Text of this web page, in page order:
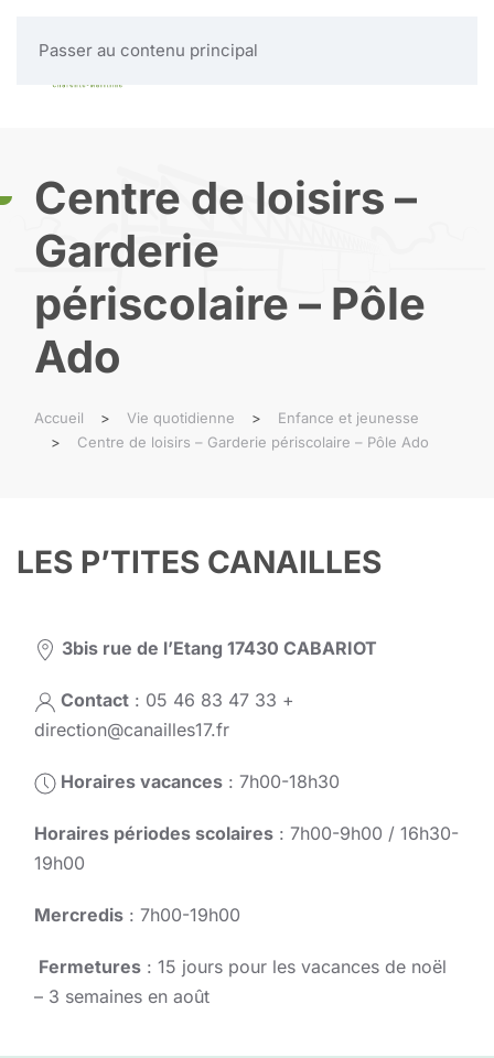
Passer au contenu principal
Centre de loisirs –
Garderie
périscolaire – Pôle
Ado
Accueil Vie quotidienne
Enfance et jeunesse
Centre de loisirs – Garderie périscolaire – Pôle Ado
LES P’TITES CANAILLES
3bis rue de l’Etang 17430 CABARIOT
Contact : 05 46 83 47 33 +
direction@canailles17.fr
Horaires vacances : 7h00-18h30
Horaires périodes scolaires : 7h00-9h00 / 16h30-
19h00
Mercredis : 7h00-19h00
Fermetures : 15 jours pour les vacances de noël
– 3 semaines en août